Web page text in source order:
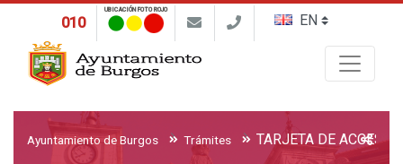
010
UBICACIÓN FOTO ROJO
Ayuntamiento de Burgos Trámites